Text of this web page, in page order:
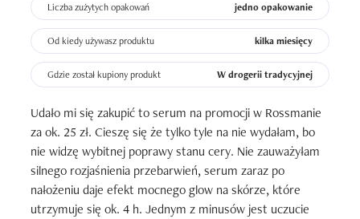
Liczba zużytych opakowań jedno opakowanie
Od kiedy używasz produktu kilka miesięcy
Gdzie został kupiony produkt W drogerii tradycyjnej
Udało mi się zakupić to serum na promocji w Rossmanie
za ok. 25 zł. Cieszę się że tylko tyle na nie wydałam, bo
nie widzę wybitnej poprawy stanu cery. Nie zauważyłam
silnego rozjaśnienia przebarwień, serum zaraz po
nałożeniu daje efekt mocnego glow na skórze, które
utrzymuje się ok. 4 h. Jednym z minusów jest uczucie